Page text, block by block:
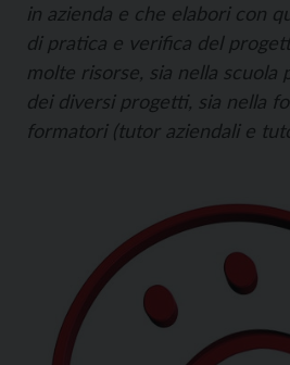
in azienda e che elabori con
di pratica e verifica del
molte risorse, sia nella scuola
dei diversi progetti, sia nella
formatori (tutor aziendali e